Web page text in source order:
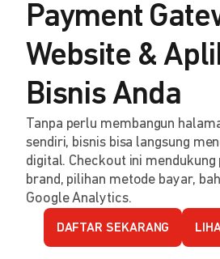
Payment
Website &
Bisnis Anda
Tanpa perlu membangun
sendiri, bisnis bisa langsung
digital. Checkout ini mendukung
brand, pilihan metode bayar,
Google Analytics.
DAFTAR SEKARANG